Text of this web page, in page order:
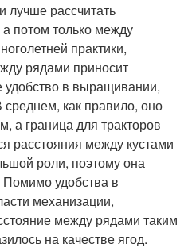
лучше рассчитать
потом только между
практики,
рядами приносит
в выращивании,
как правило, оно
а граница для тракторов
расстояния между кустами
роли, поэтому она
удобства в
механизации,
между рядами таким
на качестве ягод.